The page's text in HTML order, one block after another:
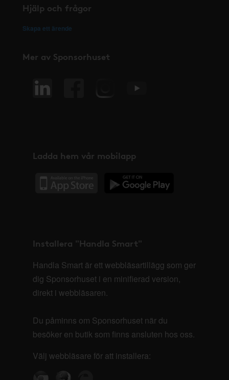
Hjälp och frågor
Skapa ett ärende
Mer av Sponsorhuset
Ladda hem vår mobilapp
Installera "Handla Smart"
Handla Smart är ett webbläsartillägg som ger
dig Sponsorhuset i en minifierad version,
direkt i webbläsaren.
Du påminns om Sponsorhuset när du
besöker en butik som finns ansluten hos oss.
Välj webbläsare för att installera: